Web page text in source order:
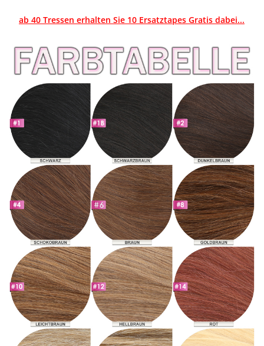
ab 40 Tressen erhalten Sie 10 Ersatztapes Gratis dabei...